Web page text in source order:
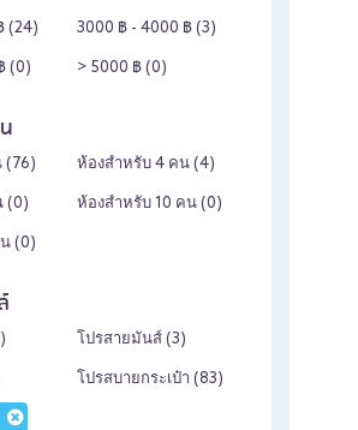
(24) 3000 ฿ - 4000 ฿ (3)
(0) > 5000 ฿ (0)
( 76) ห้องสำหรับ 4 คน (4)
(0) ห้องสำหรับ 10 คน (0)
(0)
) โปรสายมันส์ (3)
โปรสบายกระเป๋า (83)